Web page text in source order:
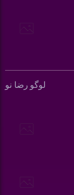
لوگو رضا نو